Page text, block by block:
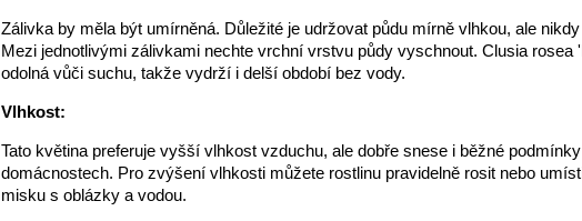
Zálivka by měla být umírněná. Důležité je udržovat půdu mírně vlhkou, ale
Mezi jednotlivými zálivkami nechte vrchní vrstvu půdy vyschnout. Clusia rosea
odolná vůči suchu, takže vydrží i delší období bez vody.
Vlhkost:
Tato květina preferuje vyšší vlhkost vzduchu, ale dobře snese i běžné
domácnostech. Pro zvýšení vlhkosti můžete rostlinu pravidelně rosit nebo
misku s oblázky a vodou.